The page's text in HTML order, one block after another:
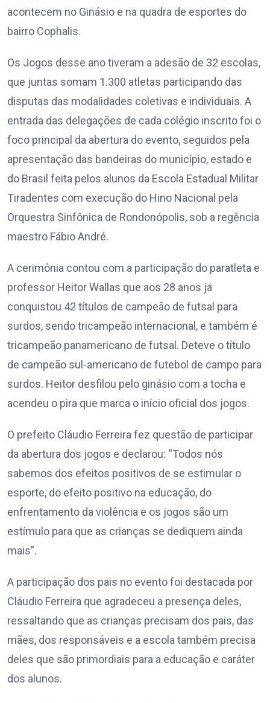
acontecem no Ginásio e na quadra de esportes do
bairro Cophalis.
Os Jogos desse ano tiveram a adesão de 32 escolas,
que juntas somam 1.300 atletas participando das
disputas das modalidades coletivas e individuais. A
entrada das delegações de cada colégio inscrito foi o
foco principal da abertura do evento, seguidos pela
apresentação das bandeiras do município, estado e
do Brasil feita pelos alunos da Escola Estadual Militar
Tiradentes com execução do Hino Nacional pela
Orquestra Sinfônica de Rondonópolis, sob a regência
maestro Fábio André.
A cerimônia contou com a participação do paratleta e
professor Heitor Wallas que aos 28 anos já
conquistou 42 títulos de campeão de futsal para
surdos, sendo tricampeão internacional, e também é
tricampeão panamericano de futsal. Deteve o título
de campeão sul-americano de futebol de campo para
surdos. Heitor desfilou pelo ginásio com a tocha e
acendeu o pira que marca o início oficial dos jogos.
O prefeito Cláudio Ferreira fez questão de participar
da abertura dos jogos e declarou: “Todos nós
sabemos dos efeitos positivos de se estimular o
esporte, do efeito positivo na educação, do
enfrentamento da violência e os jogos são um
estímulo para que as crianças se dediquem ainda
mais”.
A participação dos pais no evento foi destacada por
Cláudio Ferreira que agradeceu a presença deles,
ressaltando que as crianças precisam dos pais, das
mães, dos responsáveis e a escola também precisa
deles que são primordiais para a educação e caráter
dos alunos.